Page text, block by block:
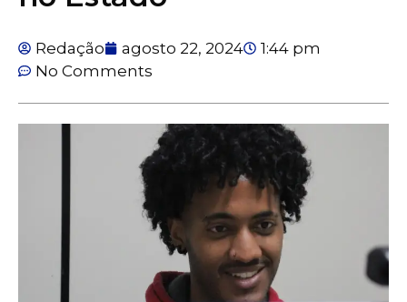
Redação agosto 22, 2024
1:44 pm
No Comments